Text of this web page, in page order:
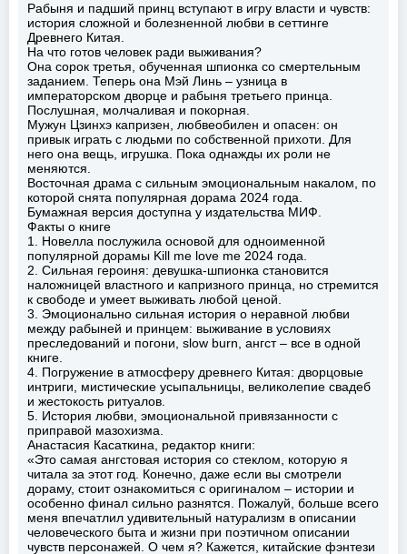
Рабыня и падший принц вступают в игру власти и чувств:
история сложной и болезненной любви в сеттинге
Древнего Китая.
На что готов человек ради выживания?
Она сорок третья, обученная шпионка со смертельным
заданием. Теперь она Мэй Линь – узница в
императорском дворце и рабыня третьего принца.
Послушная, молчаливая и покорная.
Мужун Цзинхэ капризен, любвеобилен и опасен: он
привык играть с людьми по собственной прихоти. Для
него она вещь, игрушка. Пока однажды их роли не
меняются.
Восточная драма с сильным эмоциональным накалом, по
которой снята популярная дорама 2024 года.
Бумажная версия доступна у издательства МИФ.
Факты о книге
1. Новелла послужила основой для одноименной
популярной дорамы Kill me love me 2024 года.
2. Сильная героиня: девушка-шпионка становится
наложницей властного и капризного принца, но стремится
к свободе и умеет выживать любой ценой.
3. Эмоционально сильная история о неравной любви
между рабыней и принцем: выживание в условиях
преследований и погони, slow burn, ангст – все в одной
книге.
4. Погружение в атмосферу древнего Китая: дворцовые
интриги, мистические усыпальницы, великолепие свадеб
и жестокость ритуалов.
5. История любви, эмоциональной привязанности с
приправой мазохизма.
Анастасия Касаткина, редактор книги:
«Это самая ангстовая история со стеклом, которую я
читала за этот год. Конечно, даже если вы смотрели
дораму, стоит ознакомиться с оригиналом – истории и
особенно финал сильно разнятся. Пожалуй, больше всего
меня впечатлил удивительный натурализм в описании
человеческого быта и жизни при поэтичном описании
чувств персонажей. О чем я? Кажется, китайские фэнтези